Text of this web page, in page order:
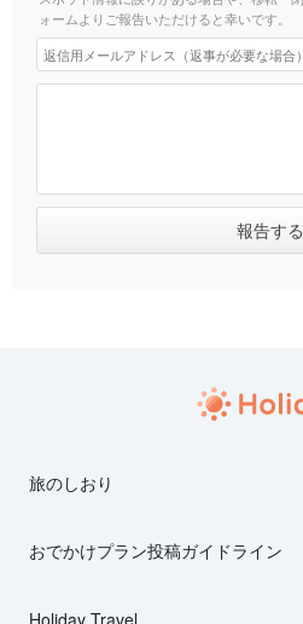
ォームよりご報告いただけると幸いです。
旅のしおり
おでかけプラン投稿ガイドライン
Holiday Travel